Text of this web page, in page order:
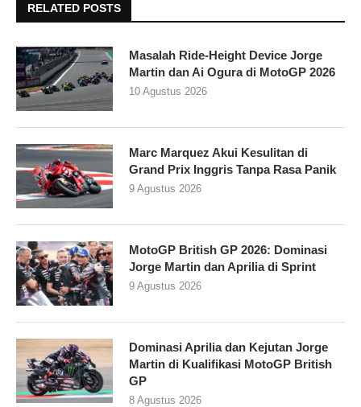
RELATED POSTS
Masalah Ride-Height Device Jorge
Martin dan Ai Ogura di MotoGP 2026
10 Agustus 2026
Marc Marquez Akui Kesulitan di
Grand Prix Inggris Tanpa Rasa Panik
9 Agustus 2026
MotoGP British GP 2026: Dominasi
Jorge Martin dan Aprilia di Sprint
9 Agustus 2026
Dominasi Aprilia dan Kejutan Jorge
Martin di Kualifikasi MotoGP British
GP
8 Agustus 2026